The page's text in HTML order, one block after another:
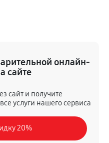
60 минут
60 минут
онлайн-
сайте
сайт и получите
услуги нашего сервиса
20%